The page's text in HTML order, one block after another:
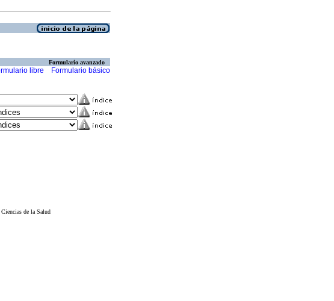
Formulario avanzado
libre Formulario básico
de la Salud